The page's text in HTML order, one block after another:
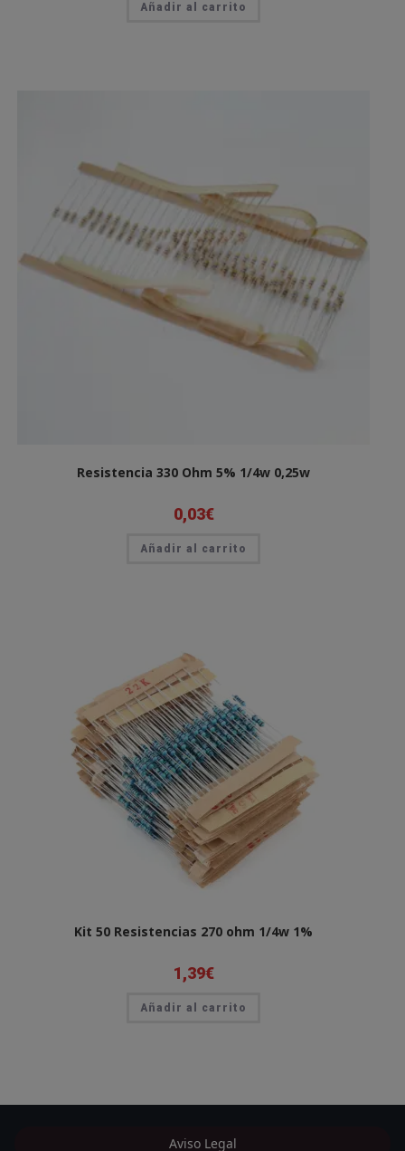
Añadir al carrito
Resistencia 330 Ohm 5% 1/4w 0,25w
0,03€
Añadir al carrito
Kit 50 Resistencias 270 ohm 1/4w 1%
1,39€
Añadir al carrito
Aviso Legal